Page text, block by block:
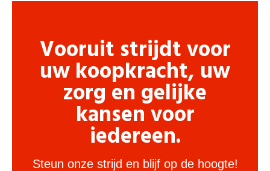
Vooruit strijdt voor
uw koopkracht, uw
zorg en gelijke
kansen voor
iedereen.
Steun onze strijd en blijf op de hoogte!